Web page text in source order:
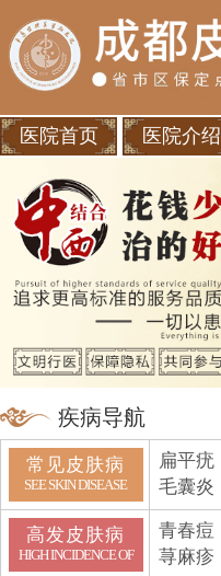
医院首页 医院介绍
疾病导航
常见皮肤病
SEE SKIN DISEASE
扁平疣
毛囊炎
高发皮肤病
HIGH INCIDENCE OF
青春痘
荨麻疹